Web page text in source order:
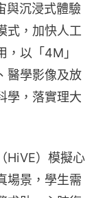
與沉浸式體驗
式，加快人工
以「4M」
醫學影像及放
學，落實理大
HiVE）模擬心
場景，學生需